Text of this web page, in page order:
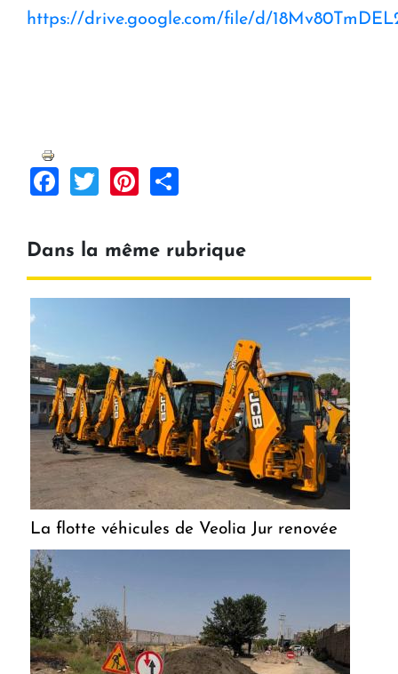
https://drive.google.com/file/d/
Facebook
TwitterPinterest
Dans la même rubrique
La flotte véhicules de Veolia Jur renovée